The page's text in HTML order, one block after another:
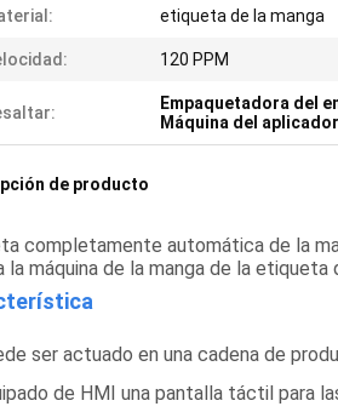
etiqueta de la manga
120 PPM
Empaquetadora del
Máquina del
de producto
completamente automática de la
la máquina de la manga de la etiqueta
ser actuado en una cadena de
de HMI una pantalla táctil para